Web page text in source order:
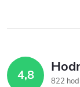
4,8
822